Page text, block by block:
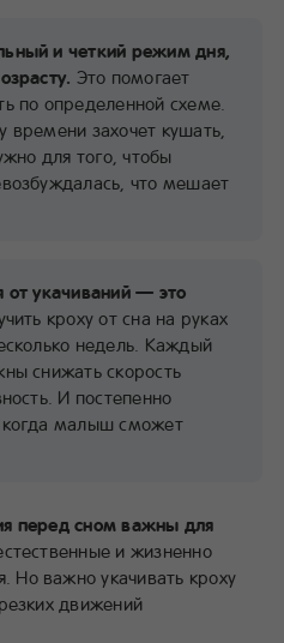
и четкий режим дня,
Это помогает
по определенной схеме.
времени захочет кушать,
для того, чтобы
что мешает
от укачиваний — это
кроху от сна на руках
недель. Каждый
снижать скорость
И постепенно
малыш сможет
перед сном важны для
и жизненно
важно укачивать кроху
движений